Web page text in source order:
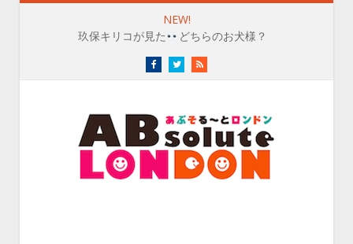
NEW!
玖保キリコが見た
どちらのお犬様？
FacebookTwitterRSS